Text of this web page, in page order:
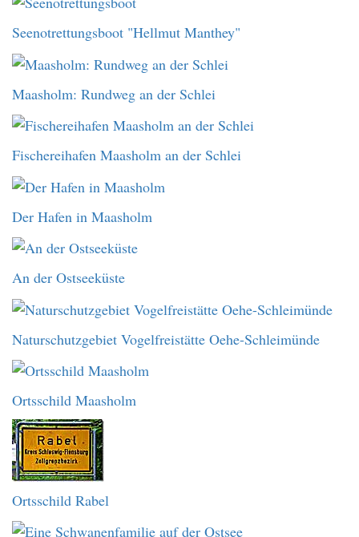
Seenotrettungsboot "Hellmut Manthey"
Maasholm: Rundweg an der Schlei
Fischereihafen Maasholm an der Schlei
Der Hafen in Maasholm
An der Ostseeküste
Naturschutzgebiet Vogelfreistätte Oehe-Schleimünde
Ortsschild Maasholm
Ortsschild Rabel